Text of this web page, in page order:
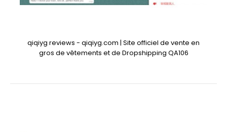
qiqiyg reviews - qiqiyg.com | Site officiel de vente en
gros de vêtements et de Dropshipping QA106